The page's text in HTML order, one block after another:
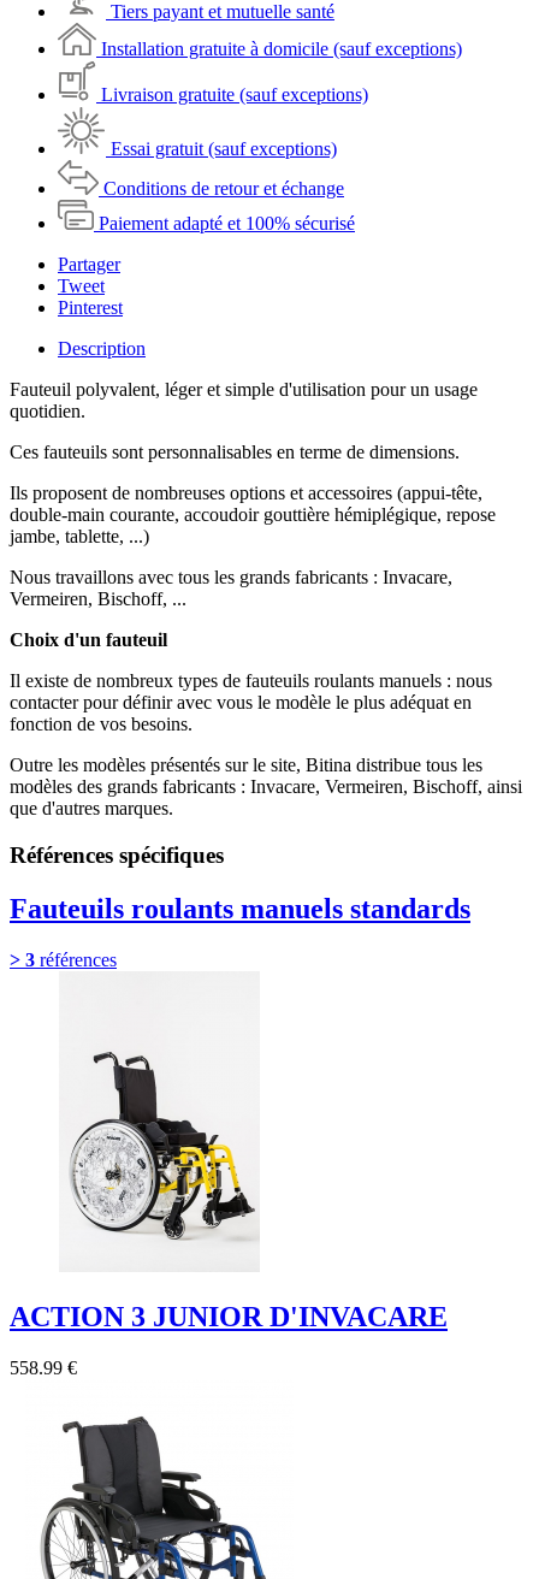
Tiers payant et mutuelle santé
Installation gratuite à domicile (sauf exceptions)
Livraison gratuite (sauf exceptions)
Essai gratuit (sauf exceptions)
Conditions de retour et échange
Paiement adapté et 100% sécurisé
Partager
Tweet
Pinterest
Description
Fauteuil polyvalent, léger et simple d'utilisation pour un usage
quotidien.
Ces fauteuils sont personnalisables en terme de dimensions.
Ils proposent de nombreuses options et accessoires (appui-tête,
double-main courante, accoudoir gouttière hémiplégique, repose
jambe, tablette, ...)
Nous travaillons avec tous les grands fabricants : Invacare,
Vermeiren, Bischoff, ...
Choix d'un fauteuil
Il existe de nombreux types de fauteuils roulants manuels : nous
contacter pour définir avec vous le modèle le plus adéquat en
fonction de vos besoins.
Outre les modèles présentés sur le site, Bitina distribue tous les
modèles des grands fabricants : Invacare, Vermeiren, Bischoff, ainsi
que d'autres marques.
Références spécifiques
Fauteuils roulants manuels standards
> 3 références
ACTION 3 JUNIOR D'INVACARE
558.99 €